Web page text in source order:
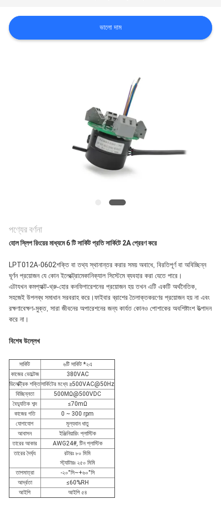
সাথে
POLICY
ভালো দাম
পণ্যের বর্ণনা
হোল স্লিপ রিংয়ের মাধ্যমে 6 টি সার্কিট প্রতি সার্কিটে 2A প্রেরণ করে
LPT012A-0602শক্তি বা তথ্য স্থানান্তর করার সময় অবাধে, বিরতিপূর্ণ বা অবিচ্ছিন্ন
ঘূর্ণন প্রয়োজন যে কোন ইলেক্ট্রোমেকানিক্যাল সিস্টেমে ব্যবহার করা যেতে পারে।
এটাযখন কমপ্যাক্ট-থ্রু-হোর কনফিগারেশনের প্রয়োজন হয় তখন এটি একটি অর্থনৈতিক,
সহজেই উপলব্ধ সমাধান সরবরাহ করে।ফাইবার ব্রাশের তৈলাক্তকরণের প্রয়োজন হয় না এবং
রক্ষণাবেক্ষণ-মুক্ত, সারা জীবনের অপারেশনের জন্য কার্যত কোনও পোশাকের অবশিষ্টাংশ উত্পাদন
করে না।
বিশেষ উল্লেখ
সার্কিট
৬টি সার্কিট *২এ
কাজের ভোল্টেজ
380VAC
ডিলেক্ট্রিক শক্তিসার্কিটের মধ্যে ≥500VAC@50Hz
বিচ্ছিন্নতা
500MΩ@500VDC
বৈদ্যুতিক শব্দ
≤70mΩ
কাজের গতি
0 ~ 300 rpm
যোগাযোগ
মূল্যবান ধাতু
আবাসন
ইঞ্জিনিয়ারিং প্লাস্টিক
তারের আকার
AWG24#, টিন প্লাস্টিক
তারের দৈর্ঘ্য
রটারঃ ৮০ মিমি
স্ট্যাটারঃ ২৫০ মিমি
তাপমাত্রা
-২০°সি~+৬০°সি
আর্দ্রতা
≤60%RH
আইপি
আইপি ৫৪